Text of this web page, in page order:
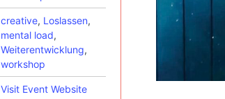
A
creative, Loslassen,
mental load,
Weiterentwicklung,
workshop
Visit Event Website